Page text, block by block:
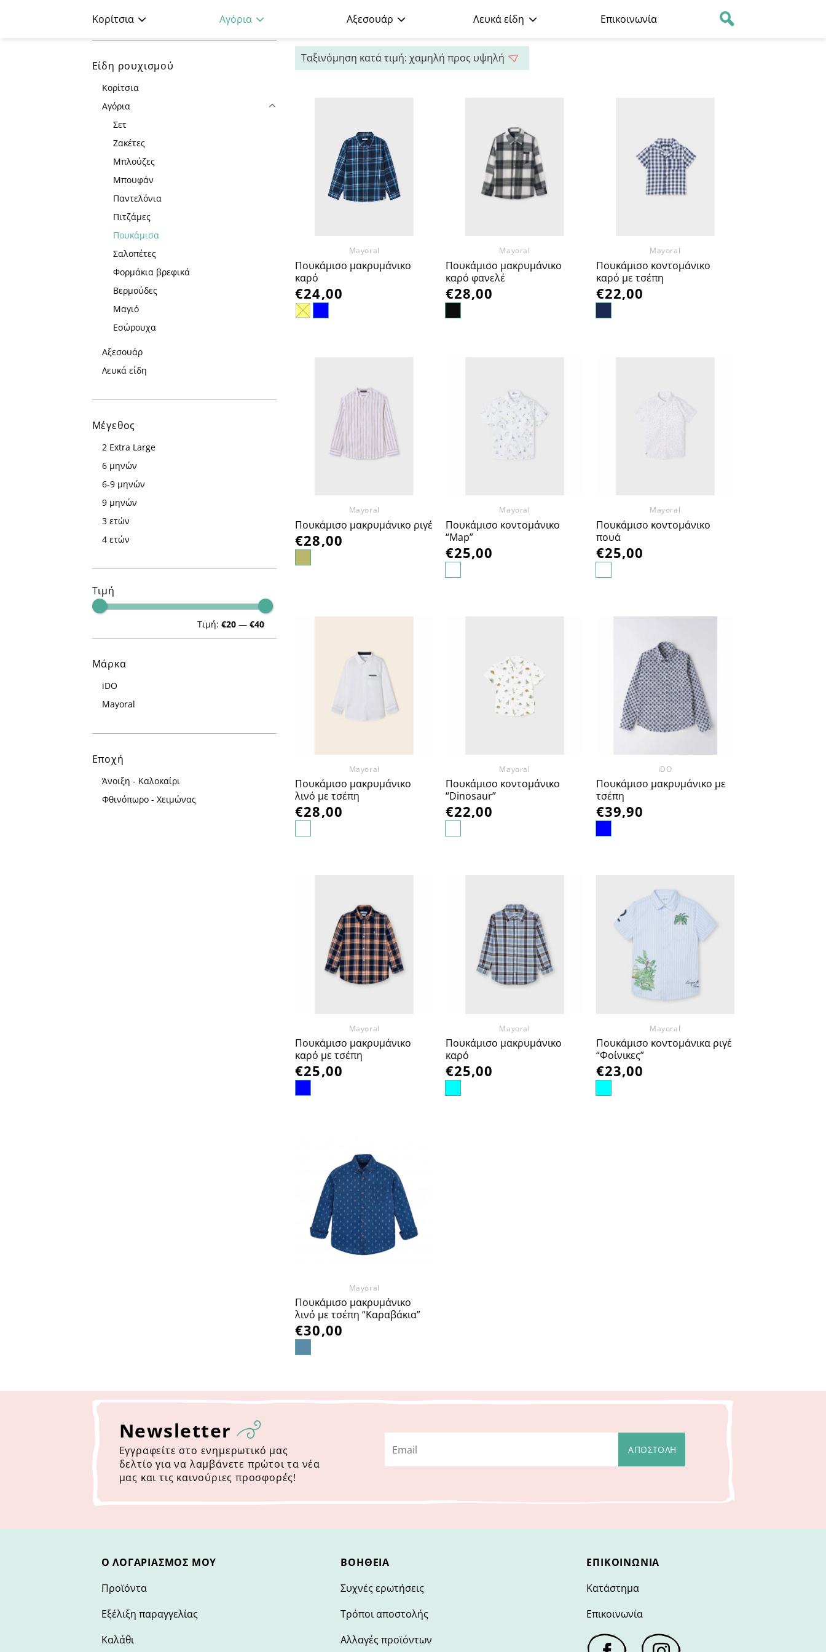
Κορίτσια Αγόρια Αξεσουάρ Λευκά είδη Επικοινωνία
Αρχική Σελίδα/
Είδη ρουχισμού
Κορίτσια
Αγόρια
Σετ
Ζακέτες
Μπλούζες
Μπουφάν
Παντελόνια
Πιτζάμες
Πουκάμισα
Σαλοπέτες
Φορμάκια βρεφικά
Βερμούδες
Μαγιό
Εσώρουχα
Αξεσουάρ
Λευκά είδη
Μέγεθος
2 Extra Large
6 μηνών
6-9 μηνών
9 μηνών
3 ετών
4 ετών
7 ετών
8 ετών
Τιμή
Τιμή:€20 —€40
Μάρκα
iDO
Mayoral
Εποχή
Άνοιξη - Καλοκαίρι
Φθινόπωρο - Χειμώνας
Αγαπημένα
Mayoral
Πουκάμισο μακρυμάνικο
καρό
€24,00
Αγαπημένα
Mayoral
Πουκάμισο μακρυμάνικο
καρό φανελέ
€28,00
Αγαπημένα
Mayoral
Πουκάμισο κοντομάνικο
καρό με τσέπη
€22,00
Προσθήκη
Αγαπημένα
Mayoral
Πουκάμισο μακρυμάνικο ριγέ
€28,00
Αγαπημένα
Mayoral
Πουκάμισο κοντομάνικο
“Map”
€25,00
Mayoral
Πουκάμισο κοντομάνικο
πουά
€25,00
Αγαπημένα
Mayoral
Πουκάμισο μακρυμάνικο
λινό με τσέπη
€28,00
Αγαπημένα
Mayoral
Πουκάμισο κοντομάνικο
“Dinosaur”
€22,00
Προσθήκη
Αγαπημένα
iDO
Πουκάμισο μακρυμάνικο με
τσέπη
€39,90
Προσθήκη
Αγαπημένα
Mayoral
Πουκάμισο μακρυμάνικο
καρό με τσέπη
€25,00
Προσθήκη
Αγαπημένα
Mayoral
Πουκάμισο μακρυμάνικο
καρό
€25,00
Προσθήκη
Αγαπημένα
Mayoral
Πουκάμισο κοντομάνικα ριγέ
“Φοίνικες”
€23,00
Προσθήκη
στα
Αγαπημένα
Mayoral
Πουκάμισο μακρυμάνικο
λινό με τσέπη “Καραβάκια”
€30,00
Newsletter
Εγγραφείτε στο ενημερωτικό μας
δελτίο για να λαμβάνετε πρώτοι τα νέα
μας και τις καινούριες προσφορές!
Ο ΛΟΓΑΡΙΑΣΜΌΣ ΜΟΥ
Προϊόντα
Εξέλιξη παραγγελίας
Καλάθι
ΒΟΉΘΕΙΑ
Συχνές ερωτήσεις
Τρόποι αποστολής
Αλλαγές προϊόντων
ΕΠΙΚΟΙΝΩΝΊΑ
Κατάστημα
Επικοινωνία